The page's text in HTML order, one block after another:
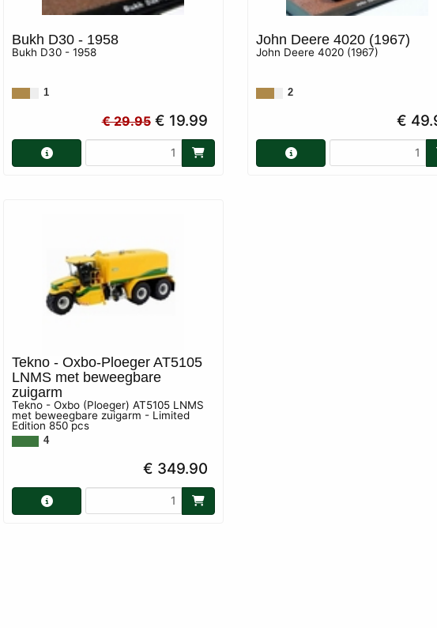
Bukh D30 - 1958
Bukh D30 - 1958
1
€ 29.95 € 19.99
John Deere 4020 (1967)
John Deere 4020 (1967)
2
€
Tekno - Oxbo-Ploeger AT5105
LNMS met beweegbare
zuigarm
Tekno - Oxbo (Ploeger) AT5105 LNMS
met beweegbare zuigarm - Limited
Edition 850 pcs
4
€ 349.90